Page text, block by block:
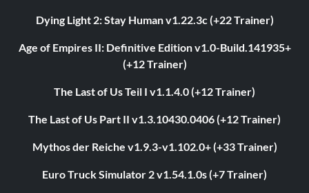
Dying Light 2: Stay Human v1.22.3c (+22 Trainer)
Age of Empires II: Definitive Edition v1.0-Build.141935+
(+12 Trainer)
The Last of Us Teil I v1.1.4.0 (+12 Trainer)
The Last of Us Part II v1.3.10430.0406 (+12 Trainer)
Mythos der Reiche v1.9.3-v1.102.0+ (+33 Trainer)
Euro Truck Simulator 2 v1.54.1.0s (+7 Trainer)